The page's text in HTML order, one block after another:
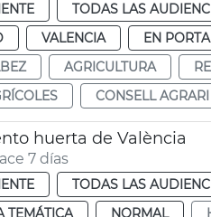
TODAS LAS
VALENCIA EN
AGRICULTURA
CONSELL
huerta de València
7 días
TODAS LAS
TEMÁTICA
NORMAL